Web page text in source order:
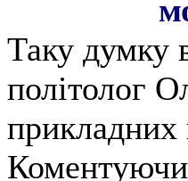
Таку думку
політолог
прикладних
Коментуючи